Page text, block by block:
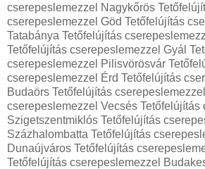
cserepeslemezzel Nagykőrös
cserepeslemezzel Göd Tetőfelújítás
Tatabánya Tetőfelújítás
Tetőfelújítás cserepeslemezzel Gyál
cserepeslemezzel Pilisvörösvár
cserepeslemezzel Érd Tetőfelújítás
Budaörs Tetőfelújítás
cserepeslemezzel Vecsés Tetőfelújítás
Szigetszentmiklós Tetőfelújítás
Százhalombatta Tetőfelújítás
Dunaújváros Tetőfelújítás
Tetőfelújítás cserepeslemezzel